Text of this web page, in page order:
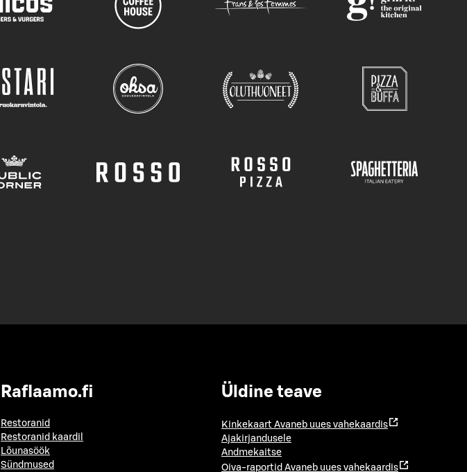
Raflaamo.fi
Restoranid
Restoranid kaardil
Lõunasöök
Sündmused
Üldine teave
Kinkekaart Avaneb uues vahekaardis
Ajakirjandusele
Andmekaitse
Oiva-raportid Avaneb uues vahekaardis